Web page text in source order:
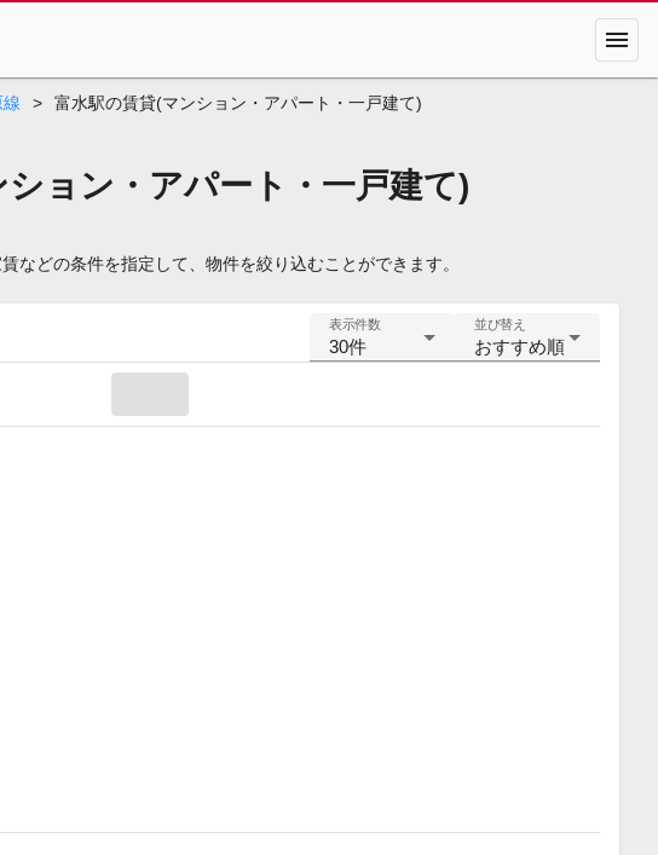
menu
> 富水駅の賃貸(マンション・アパート・一戸建て)
ョン・アパート・一戸建て)
どの条件を指定して、物件を絞り込むことができます。
表示件数
30件
並び替え
おすすめ順